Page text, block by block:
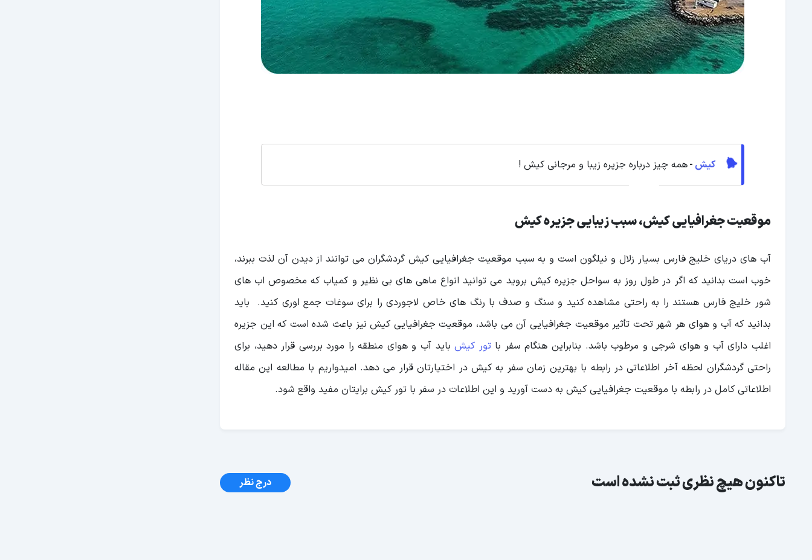
کیش -همه چیز درباره جزیره زیبا و مرجانی کیش !
موقعیت جغرافیایی کیش، سبب زیبایی جزیره کیش
آب های دریای خلیج فارس بسیار زلال و نیلگون است و به سبب موقعیت جغرافیایی کیش گردشگران می توانند از دیدن آن لذت ببرند،
خوب است بدانید که اگر در طول روز به سواحل جزیره کیش بروید می توانید انواع ماهی های بی نظیر و کمیاب که مخصوص اب های
شور خلیج فارس هستند را به راحتی مشاهده کنید و سنگ و صدف با رنگ های خاص لاجوردی را برای سوغات جمع اوری کنید. باید
بدانید که آب و هوای هر شهر تحت تأثیر موقعیت جغرافیایی آن می باشد، موقعیت جغرافیایی کیش نیز باعث شده است که این جزیره
اغلب دارای آب و هوای شرجی و مرطوب باشد. بنابراین هنگام سفر باتور کیشباید آب و هوای منطقه را مورد بررسی قرار دهید، برای
راحتی گردشگران لحظه آخر اطلاعاتی در رابطه با بهترین زمان سفر به کیش در اختیارتان قرار می دهد. امیدواریم با مطالعه این مقاله
اطلاعاتی کامل در رابطه با موقعیت جغرافیایی کیش به دست آورید و این اطلاعات در سفر با تور کیش برایتان مفید واقع شود.
تاکنون هیچ نظری ثبت نشده است درج نظر